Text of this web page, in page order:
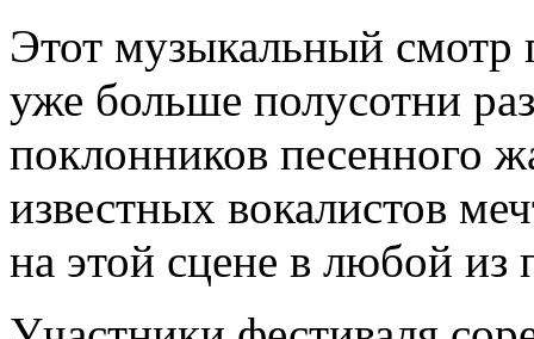
Этот музыкальный смотр
уже больше полусотни
поклонников песенного
известных вокалистов
на этой сцене в любой из